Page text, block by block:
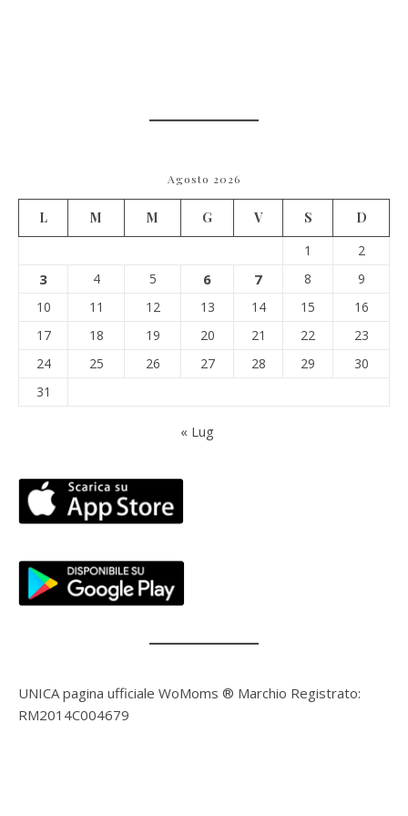
Agosto 2026
L M M G V S
D
1
2
3 4 5 6 7 8
9
10
11 12 13 14 15
16
17
18 19 20 21 22
23
24
25 26 27 28 29
30
31
« Lug
UNICA pagina ufficiale WoMoms ® Marchio Registrato:
RM2014C004679